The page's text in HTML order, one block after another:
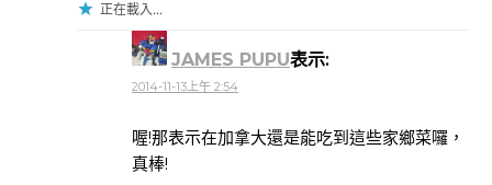
正在載入...
JAMES PUPU表示:
2014-11-13上午 2:54
喔!那表示在加拿大還是能吃到這些家鄉菜囉，
真棒!